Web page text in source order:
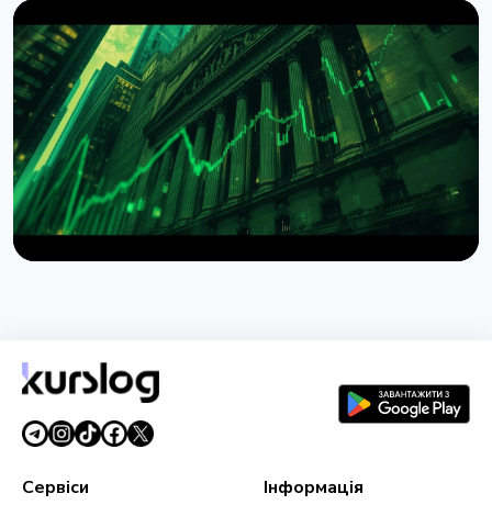
ETF на біткоїн отримали $1 мільярд припливу за
тиждень
9 серпня 2026 р. 5 хв читання
7 серпня 2026 р.4 хв читання
Сервіси Інформація